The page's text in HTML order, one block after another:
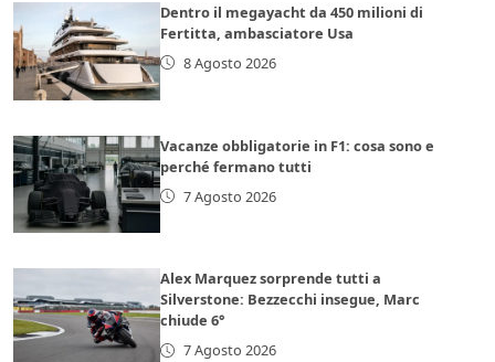
Dentro il megayacht da 450 milioni di
Fertitta, ambasciatore Usa
8 Agosto 2026
Vacanze obbligatorie in F1: cosa sono e
perché fermano tutti
7 Agosto 2026
Alex Marquez sorprende tutti a
Silverstone: Bezzecchi insegue, Marc
chiude 6°
7 Agosto 2026